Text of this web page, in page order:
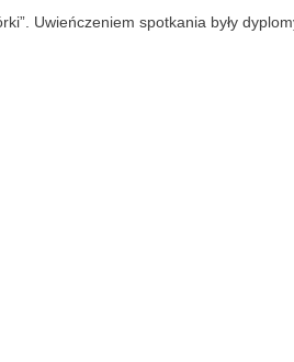
Uwieńczeniem spotkania były